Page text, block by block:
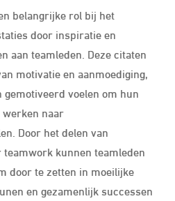
belangrijke rol bij het
door inspiratie en
aan teamleden. Deze citaten
motivatie en aanmoediging,
voelen om hun
werken naar
Door het delen van
kunnen teamleden
door te zetten in moeilijke
en gezamenlijk successen